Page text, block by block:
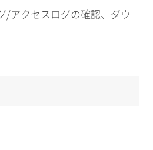
/アクセスログの確認、ダウ